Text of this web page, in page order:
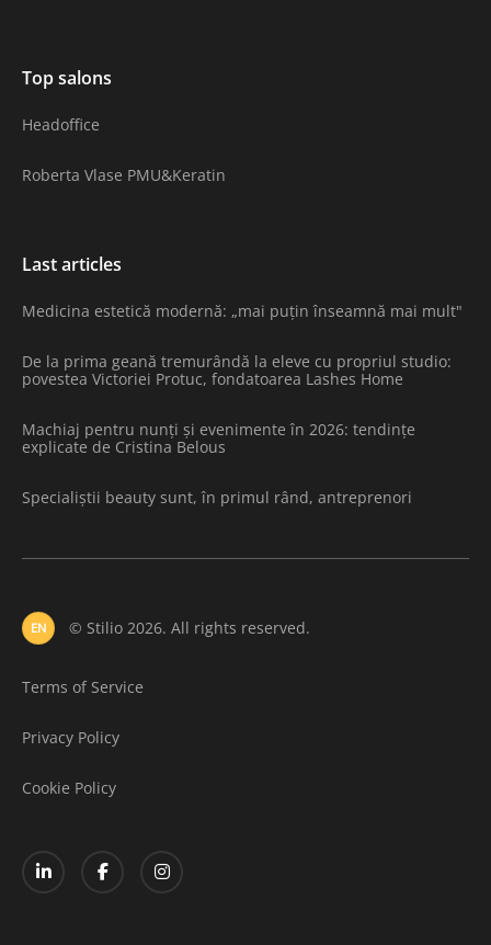
Top salons
Headoffice
Roberta Vlase PMU&Keratin
Last articles
Medicina estetică modernă: „mai puțin înseamnă mai mult"
De la prima geană tremurândă la eleve cu propriul studio:
povestea Victoriei Protuc, fondatoarea Lashes Home
Machiaj pentru nunți și evenimente în 2026: tendințe
explicate de Cristina Belous
Specialiștii beauty sunt, în primul rând, antreprenori
EN © Stilio 2026. All rights reserved.
Terms of Service
Privacy Policy
Cookie Policy